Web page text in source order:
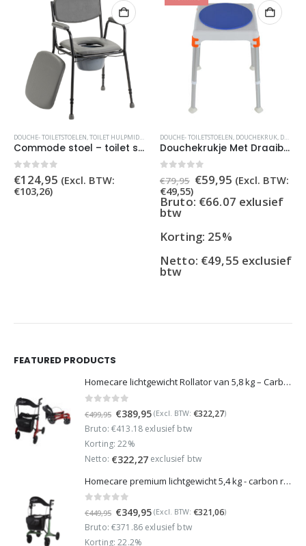
HULPMIDDELEN,TOILETSTOELEN
DOUCHE- TOILETSTOELEN,TOILET HULPMIDDELEN ,TOILETSTOELEN,TOILETVERHOGER
Commode stoel – toilet stoel – 130 kg draaggewicht
0out of 5
€124,95 (Excl. BTW:
€103,26)
DOUCHE- TOILETSTOELEN, DOUCHEKRUK, DOUCHESTOELEN
Douchekrukje Met Draaibare Zitting – Douchezitje – In Hoogte Verstelbaar
out of 5
€79,95 Oorspronkelijke
prijs
was:
€59,95Huidige
prijs
is:
(Excl. BTW:
€49,55)
Bruto: €66.07 exlusief
btw
Korting: 25%
Netto: €49,55 exclusief
btw
FEATURED PRODUCTS
Homecare lichtgewicht Rollator van 5,8 kg – Carbon rollator tot 150 kg draaggewicht – Dubbel opvouwbaar en inclusief reistas - Rood
€499,95 Oorspronkelijke
prijs
was:
€499,95.
€389,95Huidige
prijs
€389,95.
(Excl. BTW: €322,27)
Bruto: €413.18 exlusief btw
Korting: 22%
Netto: €322,27exclusief btw
Homecare premium lichtgewicht 5,4 kg - carbon rollator - 150 kg draaggewicht - Opvouwbaar - Groen - incl stokhouder
out of 5
€449,95 Oorspronkelijke
prijs
was:
€349,95Huidige
prijs
(Excl. BTW: €321,06)
Bruto: €371.86 exlusief btw
Korting: 22.2%